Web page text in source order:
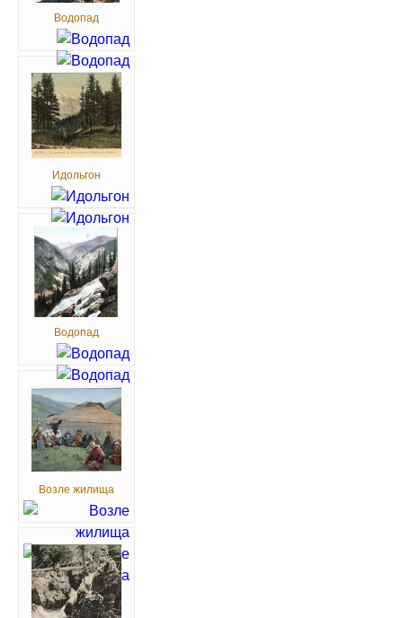
Водопад
Идольгон
Водопад
Возле жилища